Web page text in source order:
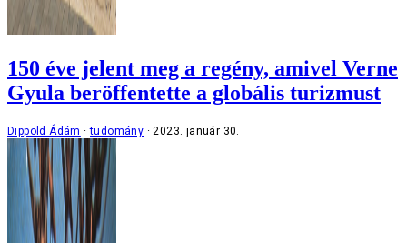
150 éve jelent meg a regény, amivel Verne
Gyula beröffentette a globális turizmust
Dippold Ádám tudomány 2023. január 30.